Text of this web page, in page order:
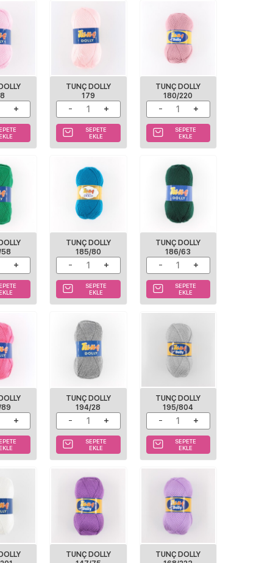
EKLE
TUNÇ DOLLY
179
SEPETE
EKLE
TUNÇ DOLLY
180/220
SEPETE
EKLE
58
EKLE
TUNÇ DOLLY
185/80
SEPETE
EKLE
TUNÇ DOLLY
186/63
SEPETE
EKLE
89
EKLE
TUNÇ DOLLY
194/28
SEPETE
EKLE
TUNÇ DOLLY
195/804
SEPETE
EKLE
TUNÇ DOLLY
TUNÇ DOLLY